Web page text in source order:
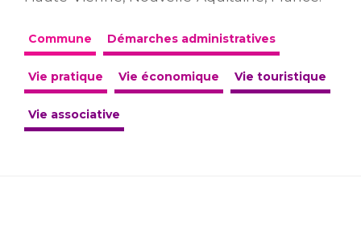
Commune Démarches administratives
Vie pratique Vie économique Vie touristique
Vie associative